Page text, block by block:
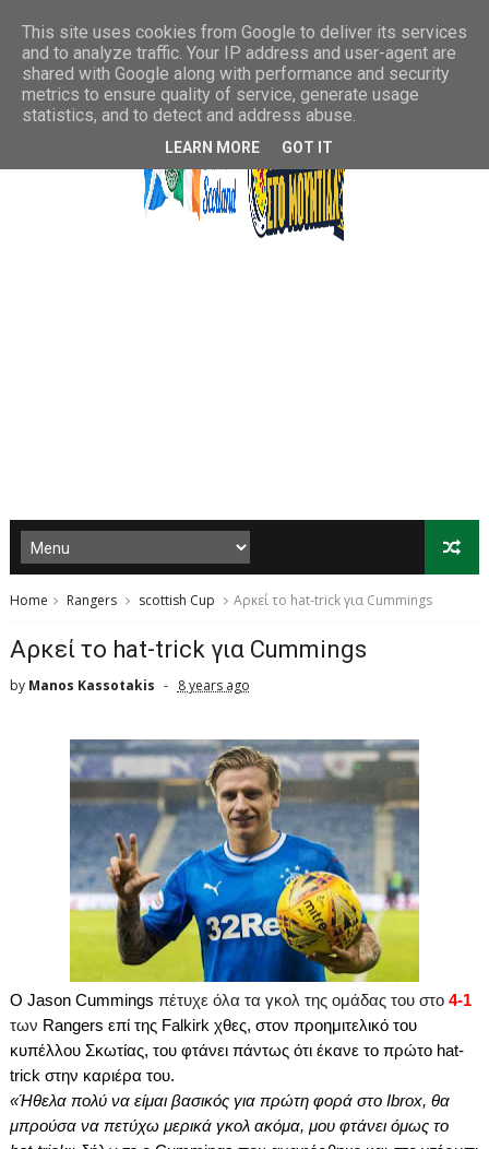
Home Rangers scottish Cup Αρκεί το hat-trick για Cummings
Αρκεί το hat-trick για Cummings
by Manos Kassotakis 8 years ago
O Jason Cummings πέτυχε όλα τα γκολ της ομάδας του στο 4-1
των Rangers επί της Falkirk χθες, στον προημιτελικό του
κυπέλλου Σκωτίας, του φτάνει πάντως ότι έκανε το πρώτο hat-
trick στην καριέρα του.
«Ήθελα πολύ να είμαι βασικός για πρώτη φορά στο Ibrox, θα
μπρούσα να πετύχω μερικά γκολ ακόμα, μου φτάνει όμως το
This site uses cookies from Google to deliver its services
and to analyze traffic. Your IP address and user-agent are
shared with Google along with performance and security
metrics to ensure quality of service, generate usage
statistics, and to detect and address abuse.
LEARN MORE GOT IT